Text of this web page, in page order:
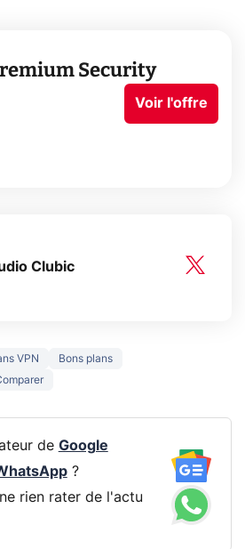
Security
Voir l'offre
Clubic
VPN
Bons plans
de Google
?
rien rater de l'actu